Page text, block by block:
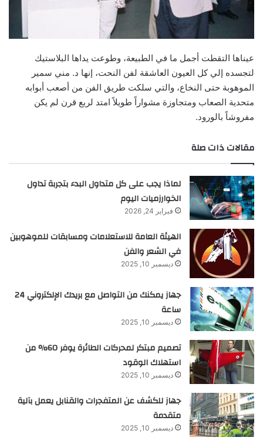
عيناها التقطت أجمل ما في الطبيعة، وطوعت يداها البلاستيك
لتجسده إلي كل العيون العاشقة لفن النحت، إنها د. مني سمير
الموهوبة حتى النخاع، والتي سلكت طريق الفن من أصعب أبوابه
متحدية الصعاب ومتجاوزة مشواراً طويلاً امتد لربع قرن لم يكن
مفروشاً بالورود.
مقالات ذات صلة
لماذا يجب على كل متداول البدء بتجربة تداول
الخوارزميات اليوم
فبراير 24, 2026
الهيئة العامة للاستعلامات ومسابقات للموهوبين
في الشعر والفن
ديسمبر 10, 2025
جهاز يمكنك من التواصل مع بريدك الإلكتروني 24
ساعة
ديسمبر 10, 2025
تصميم مبتكر لمحركات الطائرة يوفر 60% من
استهلاك الوقود
ديسمبر 10, 2025
جهاز للكشف عن المتفجرات والقنابل يعمل بآلية
متقدمة
ديسمبر 10, 2025